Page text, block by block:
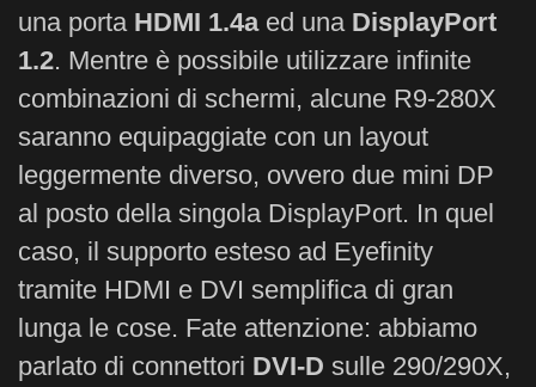
una porta HDMI 1.4aed una DisplayPort
1.2. Mentre è possibile utilizzare infinite
combinazioni di schermi, alcune R9-280X
saranno equipaggiate con un layout
leggermente diverso, ovvero due mini DP
al posto della singola DisplayPort. In quel
caso, il supporto esteso ad Eyefinity
tramite HDMI e DVI semplifica di gran
lunga le cose. Fate attenzione: abbiamo
parlato di connettori DVI-D sulle 290/290X,